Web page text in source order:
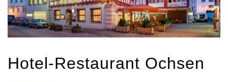
Hotel-Restaurant Ochsen